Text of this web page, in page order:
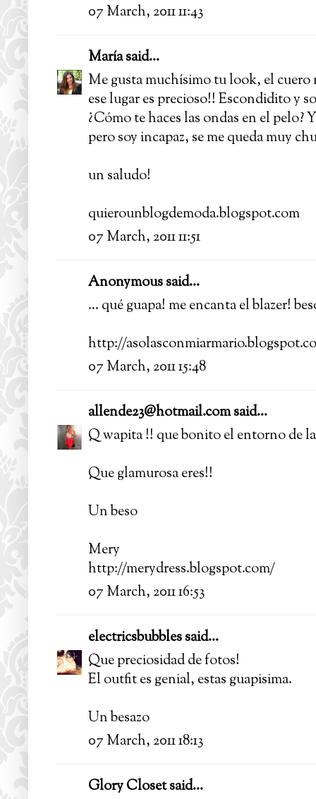
07 March, 2011 11:43
Maríasaid...
Me gusta muchísimo tu look, el cuero
ese lugar es precioso!! Escondidito y
¿Cómo te haces las ondas en el
pero soy incapaz, se me queda muy
un saludo!
quierounblogdemoda.blogspot.com
07 March, 2011 11:51
Anonymous said...
... qué guapa! me encanta el blazer!
http://
07 March, 2011 15:48
allende23@hotmail.comsaid...
Q wapita !! que bonito el entorno de
Que glamurosa eres!!
Un beso
Mery
http://merydress.blogspot.com/
07 March, 2011 16:53
electricsbubblessaid...
Que preciosidad de fotos!
El outfit es genial, estas guapisima.
Un besazo
07 March, 2011 18:13
Glory Closetsaid...